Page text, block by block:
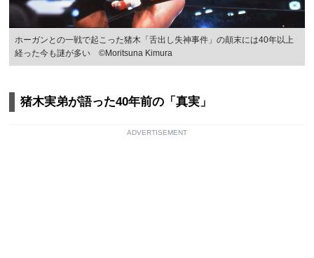
ホーガンとの一戦で起こった猪木「舌出し失神事件」の顛末には40年以上
経った今も謎が多い ©Moritsuna Kimura
猪木実弟が語った40年前の「真実」
ADVERTISEMENT